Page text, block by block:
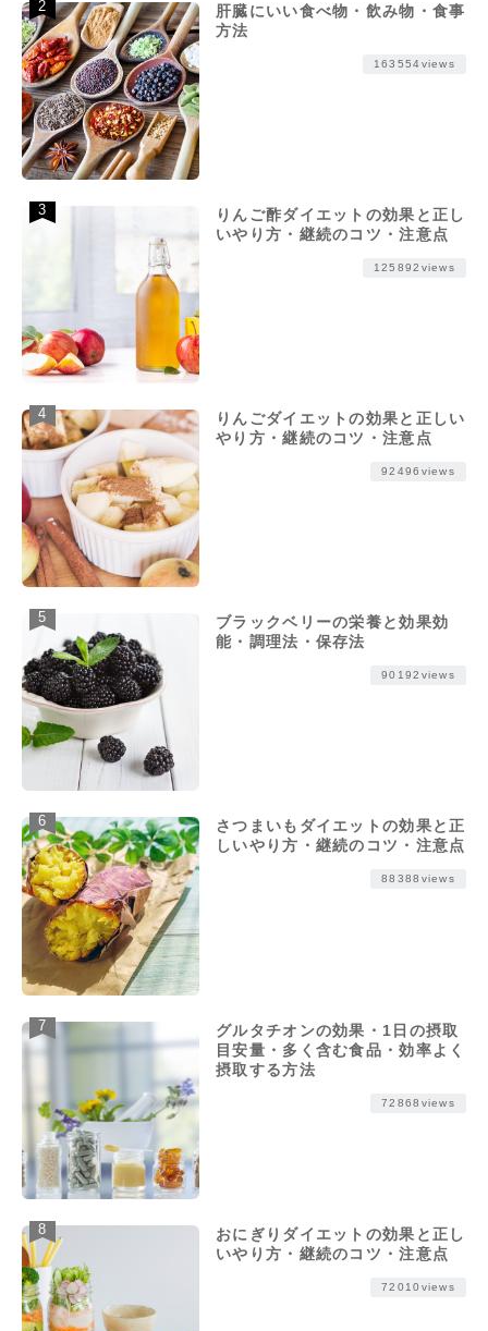
肝臓にいい食べ物・飲み物・食事
方法
163554views
りんご酢ダイエットの効果と正し
いやり方・継続のコツ・注意点
125892views
りんごダイエットの効果と正しい
やり方・継続のコツ・注意点
92496views
ブラックベリーの栄養と効果効
能・調理法・保存法
90192views
さつまいもダイエットの効果と正
しいやり方・継続のコツ・注意点
88388views
グルタチオンの効果・1日の摂取
目安量・多く含む食品・効率よく
摂取する方法
72868views
おにぎりダイエットの効果と正し
いやり方・継続のコツ・注意点
72010views